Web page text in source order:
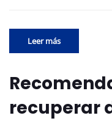
Leer más
recuperar